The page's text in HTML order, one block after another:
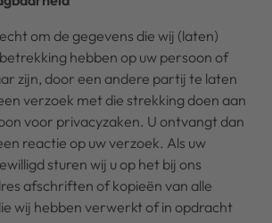
om de gegevens die wij (laten)
hebben op uw persoon of
zijn, door een andere partij te laten
verzoek met die strekking doen aan
voor privacyzaken. U ontvangt dan
reactie op uw verzoek. Als uw
sturen wij u op het bij ons
afschriften of kopieën van alle
wij hebben verwerkt of in opdracht